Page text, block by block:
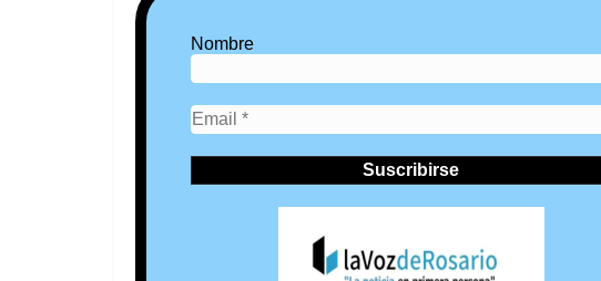
Nombre